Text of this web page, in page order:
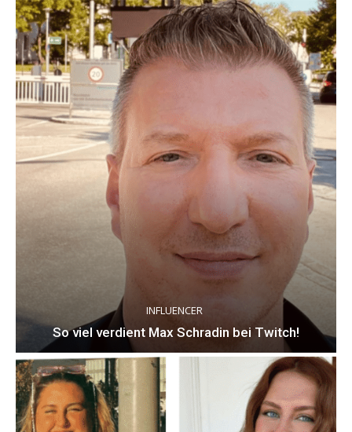
INFLUENCER
So viel verdient Max Schradin bei Twitch!